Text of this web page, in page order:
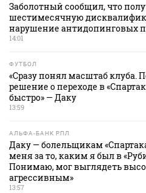
Заболотный сообщил, что
шестимесячную
нарушение антидопинговых
14:01
ФУТБОЛ
«Сразу понял масштаб клуба.
решение о переходе в
быстро» — Даку
13:59
АЛЬФА-БАНК РПЛ
Даку — болельщикам
меня за то, каким я был в
Понимаю, мог выглядеть
агрессивным»
13:57